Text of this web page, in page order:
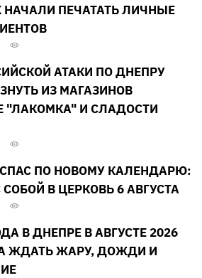
ПЕЧАТАТЬ ЛИЧНЫЕ
АТАКИ ПО ДНЕПРУ
ИЗ МАГАЗИНОВ
"ЛАКОМКА" И СЛАДОСТИ
ПО НОВОМУ КАЛЕНДАРЮ:
СОБОЙ В ЦЕРКОВЬ 6 АВГУСТА
В ДНЕПРЕ В АВГУСТЕ 2026
ЖДАТЬ ЖАРУ, ДОЖДИ И